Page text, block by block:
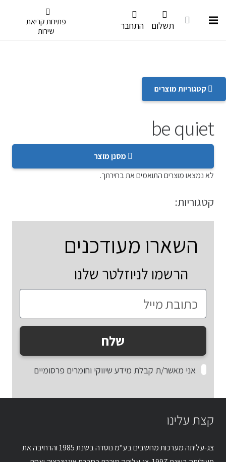
פתיחת קריאת
שירות
תשלום התחבר
קטגוריות מוצרים
קטגוריות:
be quiet
מסנן מוצר
לא נמצאו מוצרים התואמים את בחירתך.
השארו מעודכנים
הרשמו לניוזלטר שלנו
אני מאשר/ת קבלת מידע שיווקי וחומרים פרסומיים
שלח
קצת עלינו
צג-עליתה מערכות מחשבים בע"מ נוסדה בשנת 1985 והרחיבה את